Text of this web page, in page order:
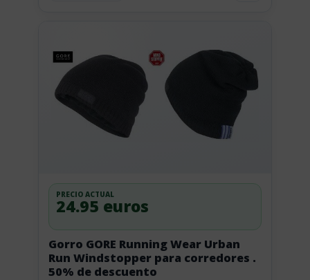
Gorro GORE Running Wear Urban
Run Windstopper para corredores .
50% de descuento
PRECIO ACTUAL
24.95 euros